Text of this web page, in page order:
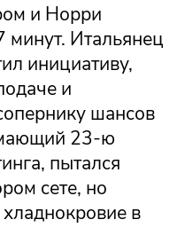
и Норри
минут. Итальянец
инициативу,
и
шансов
23-ю
пытался
сете, но
в